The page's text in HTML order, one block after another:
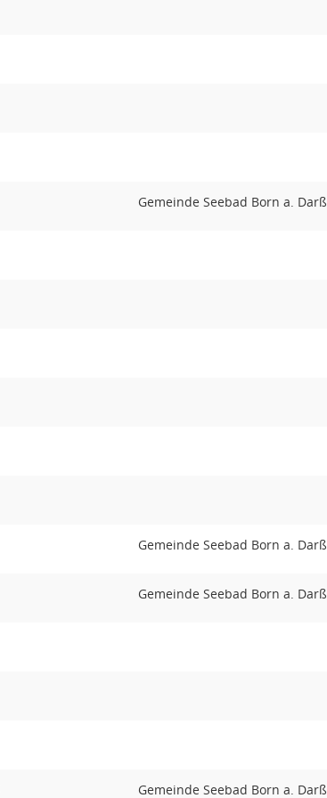
Gemeinde Seebad Born a. Darß
Gemeinde Seebad Born a. Darß
Gemeinde Seebad Born a. Darß
Gemeinde Seebad Born a. Darß